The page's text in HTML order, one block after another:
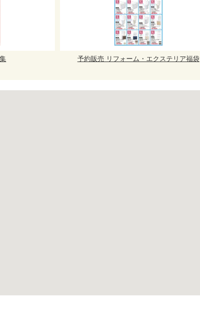
予約販売 リフォーム・エクステリア福袋